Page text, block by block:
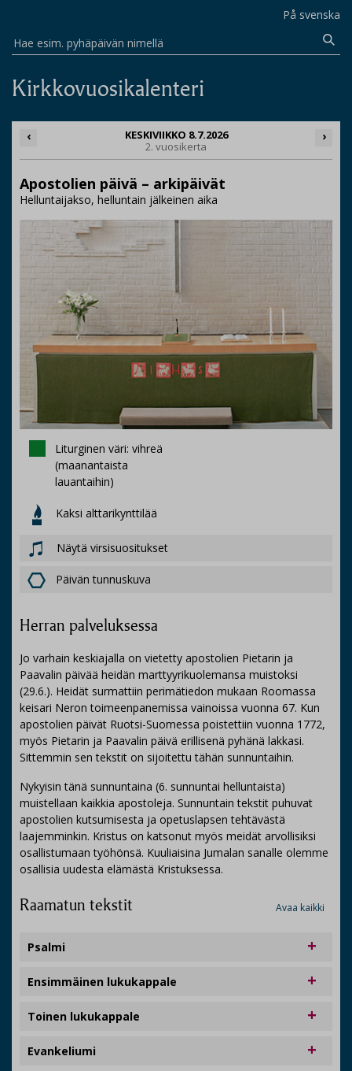
På svenska
Hae esim. pyhäpäivän nimellä
Kirkkovuosikalenteri
‹ KESKIVIIKKO 8.7.2026 ›
2. vuosikerta
Apostolien päivä – arkipäivät
Helluntaijakso, helluntain jälkeinen aika
Liturginen väri: vihreä
(maanantaista
lauantaihin)
Kaksi alttarikynttilää
Näytä virsisuositukset
Päivän tunnuskuva
Herran palveluksessa
Jo varhain keskiajalla on vietetty apostolien Pietarin ja
Paavalin päivää heidän marttyyrikuolemansa muistoksi
(29.6.). Heidät surmattiin perimätiedon mukaan Roomassa
keisari Neron toimeenpanemissa vainoissa vuonna 67. Kun
apostolien päivät Ruotsi-Suomessa poistettiin vuonna 1772,
myös Pietarin ja Paavalin päivä erillisenä pyhänä lakkasi.
Sittemmin sen tekstit on sijoitettu tähän sunnuntaihin.
Nykyisin tänä sunnuntaina (6. sunnuntai helluntaista)
muistellaan kaikkia apostoleja. Sunnuntain tekstit puhuvat
apostolien kutsumisesta ja opetuslapsen tehtävästä
laajemminkin. Kristus on katsonut myös meidät arvollisiksi
osallistumaan työhönsä. Kuuliaisina Jumalan sanalle olemme
osallisia uudesta elämästä Kristuksessa.
Raamatun tekstit Avaa kaikki
Psalmi
Ensimmäinen lukukappale
Toinen lukukappale
Evankeliumi